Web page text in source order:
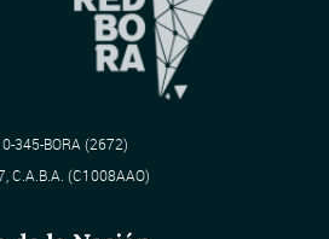
345-BORA (2672)
C.A.B.A. (C1008AAO)